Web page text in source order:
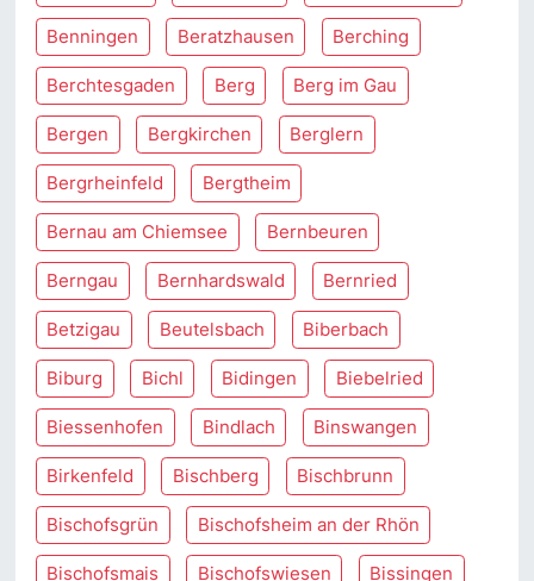
Benningen Beratzhausen Berching
Berchtesgaden Berg Berg im Gau
Bergen Bergkirchen Berglern
Bergrheinfeld Bergtheim
Bernau am Chiemsee Bernbeuren
Berngau Bernhardswald Bernried
Betzigau Beutelsbach Biberbach
Biburg Bichl Bidingen Biebelried
Biessenhofen Bindlach Binswangen
Birkenfeld Bischberg Bischbrunn
Bischofsgrün Bischofsheim an der Rhön
Bischofsmais Bischofswiesen Bissingen